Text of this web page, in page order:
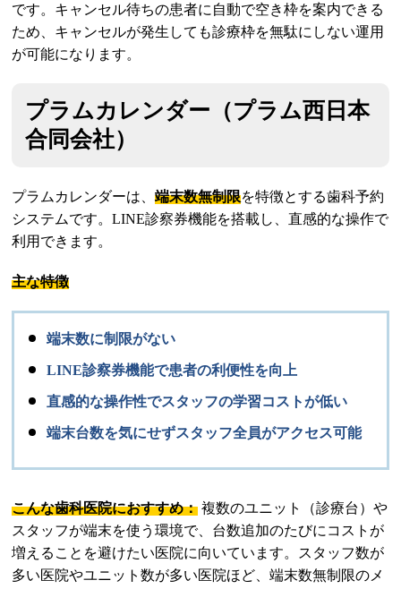
です。キャンセル待ちの患者に自動で空き枠を案内できる
ため、キャンセルが発生しても診療枠を無駄にしない運用
が可能になります。
プラムカレンダー（プラム西日本
合同会社）
プラムカレンダーは、端末数無制限を特徴とする歯科予約
システムです。LINE診察券機能を搭載し、直感的な操作で
利用できます。
主な特徴
端末数に制限がない
LINE診察券機能で患者の利便性を向上
直感的な操作性でスタッフの学習コストが低い
端末台数を気にせずスタッフ全員がアクセス可能
こんな歯科医院におすすめ： 複数のユニット（診療台）や
スタッフが端末を使う環境で、台数追加のたびにコストが
増えることを避けたい医院に向いています。スタッフ数が
多い医院やユニット数が多い医院ほど、端末数無制限のメ